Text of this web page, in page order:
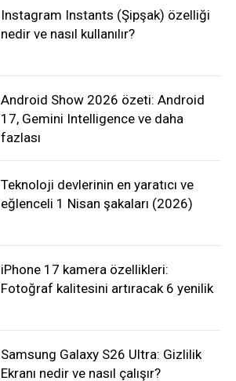
Instagram Instants (Şipşak) özelliği
nedir ve nasıl kullanılır?
Android Show 2026 özeti: Android
17, Gemini Intelligence ve daha
fazlası
Teknoloji devlerinin en yaratıcı ve
eğlenceli 1 Nisan şakaları (2026)
iPhone 17 kamera özellikleri:
Fotoğraf kalitesini artıracak 6 yenilik
Samsung Galaxy S26 Ultra: Gizlilik
Ekranı nedir ve nasıl çalışır?